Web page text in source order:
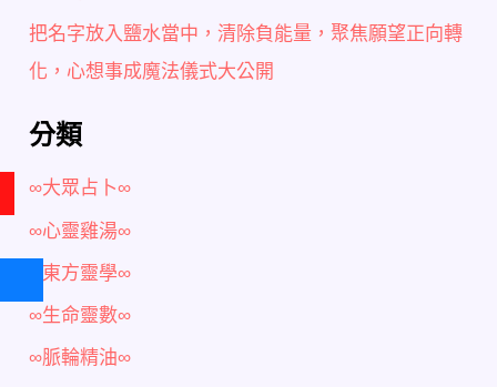
把名字放入鹽水當中，清除負能量，聚焦願望正向轉
化，心想事成魔法儀式大公開
分類
∞大眾占卜∞
∞心靈雞湯∞
∞東方靈學∞
∞生命靈數∞
∞脈輪精油∞